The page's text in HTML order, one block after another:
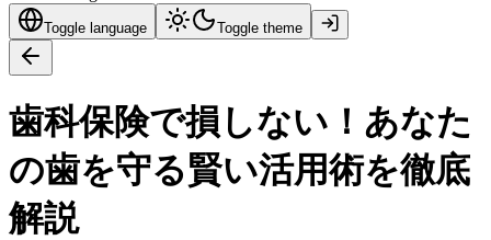
Toggle language Toggle theme
歯科保険で損しない！あなた
の歯を守る賢い活用術を徹底
解説